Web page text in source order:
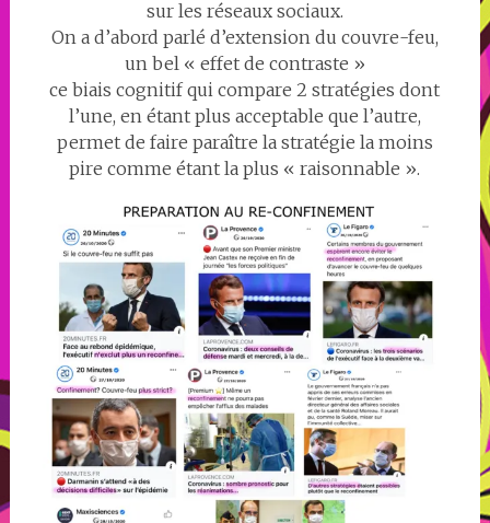
sur les réseaux sociaux.
On a d’abord parlé d’extension du couvre-feu,
un bel « effet de contraste »
ce biais cognitif qui compare 2 stratégies dont
l’une, en étant plus acceptable que l’autre,
permet de faire paraître la stratégie la moins
pire comme étant la plus « raisonnable ».